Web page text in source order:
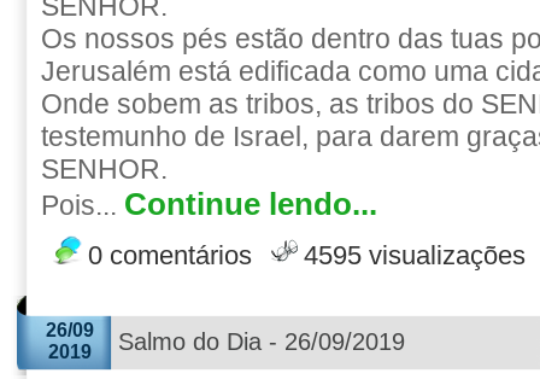
Os nossos pés estão dentro das tuas
Jerusalém está edificada como uma
Onde sobem as tribos, as tribos do
testemunho de Israel, para darem
SENHOR.
Pois... Continue lendo...
0 comentários 4595 visualizações
26/09
2019
Salmo do Dia - 26/09/2019